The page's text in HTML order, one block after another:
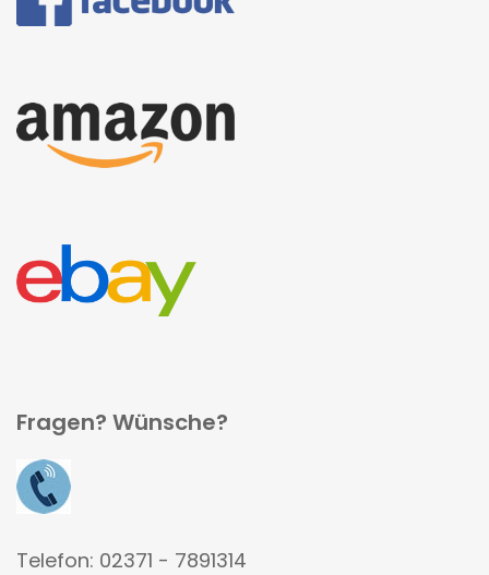
Fragen? Wünsche?
Telefon: 02371 - 7891314